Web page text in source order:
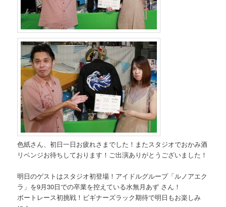
色紙さん、初日一日お疲れさまでした！またスタジオでおかみ酒
リベンジお待ちしております！ご出演ありがとうございました！
明日のゲストはスタジオ初登場！アイドルグループ「ルノアエク
ラ」を9月30日での卒業を控えている水無月あず さん！
ボートレース初挑戦！ビギナーズラック期待で明日もお楽しみ